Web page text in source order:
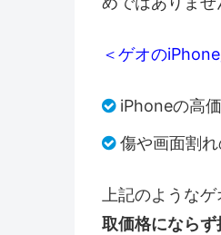
＜ゲオの
iPhoneの高
傷や画面割
上記のような
取価格にならず